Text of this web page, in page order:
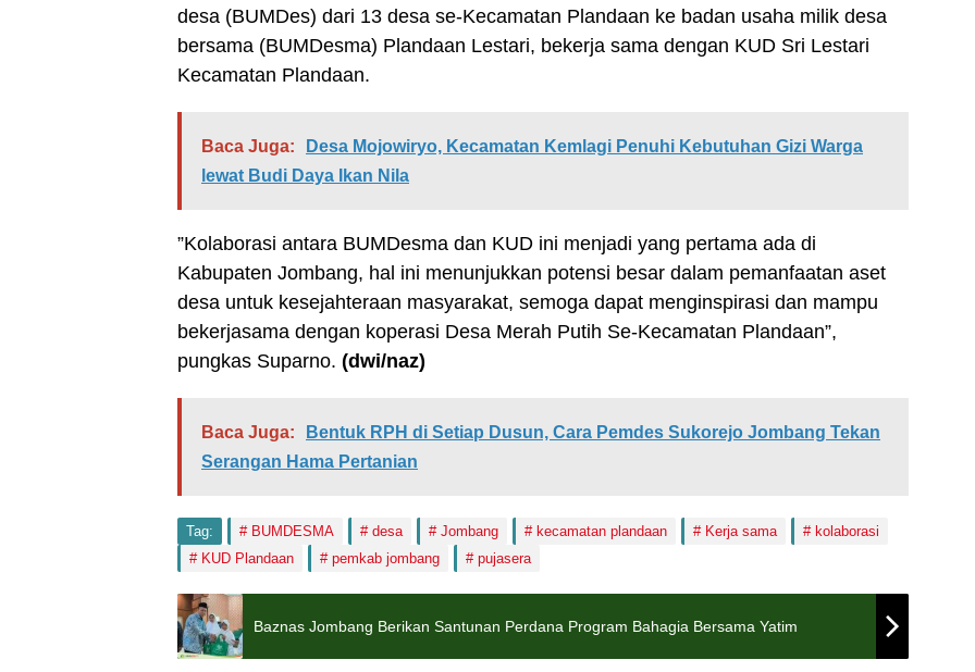
desa (BUMDes) dari 13 desa se-Kecamatan Plandaan ke badan usaha milik desa
bersama (BUMDesma) Plandaan Lestari, bekerja sama dengan KUD Sri Lestari
Kecamatan Plandaan.
Baca Juga:
Desa Mojowiryo, Kecamatan Kemlagi Penuhi Kebutuhan Gizi Warga
lewat Budi Daya Ikan Nila
”Kolaborasi antara BUMDesma dan KUD ini menjadi yang pertama ada di
Kabupaten Jombang, hal ini menunjukkan potensi besar dalam pemanfaatan aset
desa untuk kesejahteraan masyarakat, semoga dapat menginspirasi dan mampu
bekerjasama dengan koperasi Desa Merah Putih Se-Kecamatan Plandaan”,
pungkas Suparno. (dwi/naz)
Baca Juga:
Bentuk RPH di Setiap Dusun, Cara Pemdes Sukorejo Jombang Tekan
Serangan Hama Pertanian
Tag: BUMDESMA desa Jombang kecamatan plandaan Kerja sama
kolaborasi
KUD Plandaan
pemkab jombang pujasera
Baznas Jombang Berikan Santunan Perdana Program Bahagia Bersama Yatim